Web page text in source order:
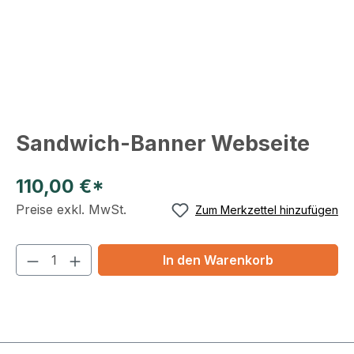
Sandwich-Banner Webseite
110,00 €*
Preise exkl. MwSt. Zum Merkzettel hinzufügen
In den Warenkorb